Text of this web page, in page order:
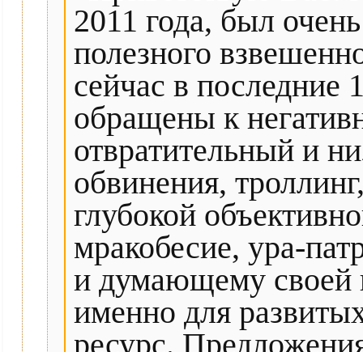
2011 года, был
полезного
сейчас в последние
обращены к
отвратительный и
обвинения,
глубокой
мракобесие, ура-
и думающему своей
именно для
ресурс.